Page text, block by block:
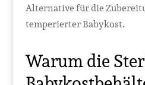
Alternative für die
temperierter Babykost.
Warum die